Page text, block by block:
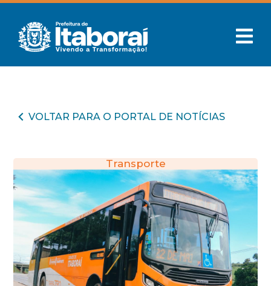
VOLTAR PARA O PORTAL DE NOTÍCIAS
Transporte